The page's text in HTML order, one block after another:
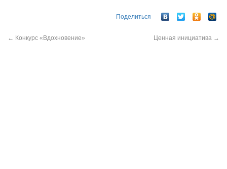
Поделиться
← Конкурс «Вдохновение» Ценная инициатива →